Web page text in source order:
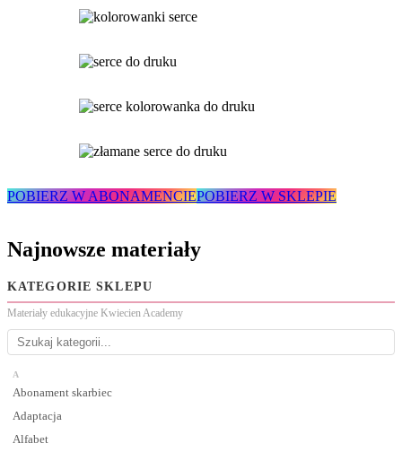
POBIERZ W ABONAMENCIEPOBIERZ W SKLEPIE
Najnowsze materiały
KATEGORIE SKLEPU
Materiały edukacyjne Kwiecien Academy
A
Abonament skarbiec
Adaptacja
Alfabet